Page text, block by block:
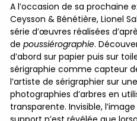
A l’occasion de sa prochaine
Ceysson & Bénétière, Lionel
série d’œuvres réalisées
de poussiérographie.
d’abord sur papier puis sur
sérigraphie comme capteur
l’artiste de sérigraphier sur
photographies d’arbres en
transparente. Invisible,